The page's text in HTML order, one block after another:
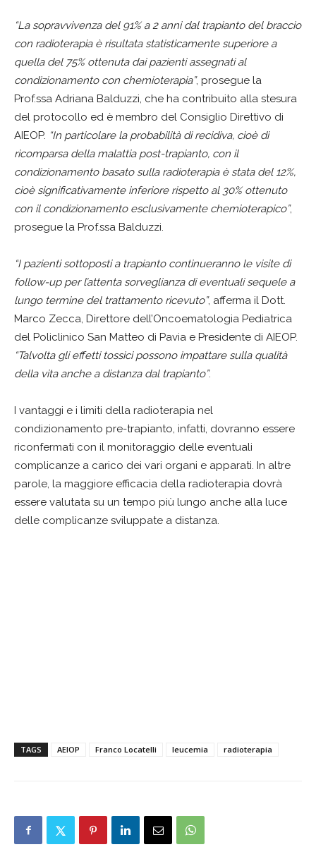
“La sopravvivenza del 91% a 2 anni dal trapianto del braccio
con radioterapia è risultata statisticamente superiore a
quella del 75% ottenuta dai pazienti assegnati al
condizionamento con chemioterapia”, prosegue la
Prof.ssa Adriana Balduzzi, che ha contribuito alla stesura
del protocollo ed è membro del Consiglio Direttivo di
AIEOP. “In particolare la probabilità di recidiva, cioè di
ricomparsa della malattia post-trapianto, con il
condizionamento basato sulla radioterapia è stata del 12%,
cioè significativamente inferiore rispetto al 30% ottenuto
con il condizionamento esclusivamente chemioterapico”,
prosegue la Prof.ssa Balduzzi.
“I pazienti sottoposti a trapianto continueranno le visite di
follow-up per l’attenta sorveglianza di eventuali sequele a
lungo termine del trattamento ricevuto”, afferma il Dott.
Marco Zecca, Direttore dell’Oncoematologia Pediatrica
del Policlinico San Matteo di Pavia e Presidente di AIEOP.
“Talvolta gli effetti tossici possono impattare sulla qualità
della vita anche a distanza dal trapianto”.
I vantaggi e i limiti della radioterapia nel
condizionamento pre-trapianto, infatti, dovranno essere
riconfermati con il monitoraggio delle eventuali
complicanze a carico dei vari organi e apparati. In altre
parole, la maggiore efficacia della radioterapia dovrà
essere valutata su un tempo più lungo anche alla luce
delle complicanze sviluppate a distanza.
TAGS AEIOP Franco Locatelli leucemia radioterapia